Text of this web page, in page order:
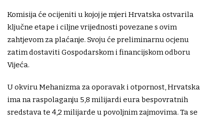
Komisija će ocijeniti u kojoj je mjeri Hrvatska ostvarila
ključne etape i ciljne vrijednosti povezane s ovim
zahtjevom za plaćanje. Svoju će preliminarnu ocjenu
zatim dostaviti Gospodarskom i financijskom odboru
Vijeća.
U okviru Mehanizma za oporavak i otpornost, Hrvatska
ima na raspolaganju 5,8 milijardi eura bespovratnih
sredstava te 4,2 milijarde u povoljnim zajmovima. Ta se